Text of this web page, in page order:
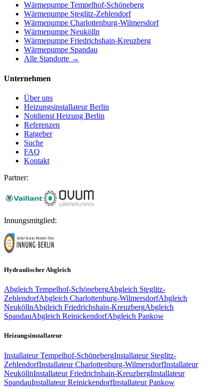
Wärmepumpe Tempelhof-Schöneberg
Wärmepumpe Steglitz-Zehlendorf
Wärmepumpe Charlottenburg-Wilmersdorf
Wärmepumpe Neukölln
Wärmepumpe Friedrichshain-Kreuzberg
Wärmepumpe Spandau
Alle Standorte →
Unternehmen
Über uns
Heizungsinstallateur Berlin
Notdienst Heizung Berlin
Referenzen
Ratgeber
Suche
FAQ
Kontakt
Partner:
Innungsmitglied:
Hydraulischer Abgleich
Abgleich Tempelhof-SchönebergAbgleich Steglitz-
ZehlendorfAbgleich Charlottenburg-WilmersdorfAbgleich
NeuköllnAbgleich Friedrichshain-KreuzbergAbgleich
SpandauAbgleich ReinickendorfAbgleich Pankow
Heizungsinstallateur
Installateur Tempelhof-SchönebergInstallateur Steglitz-
ZehlendorfInstallateur Charlottenburg-WilmersdorfInstallateur
NeuköllnInstallateur Friedrichshain-KreuzbergInstallateur
SpandauInstallateur ReinickendorfInstallateur Pankow